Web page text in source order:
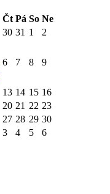
Čt Pá So Ne
30 31 1 2
6 7 8 9
13 14 15 16
20 21 22 23
27 28 29 30
3 4 5 6